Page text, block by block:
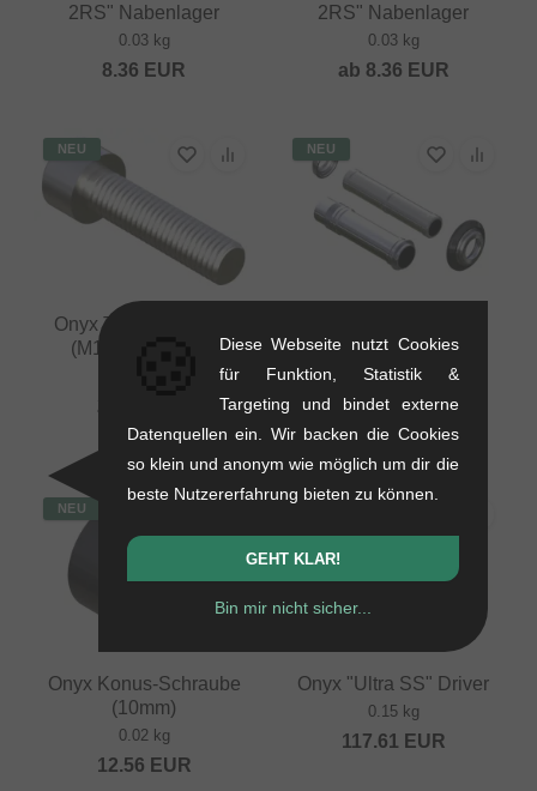
2RS" Nabenlager
0.03 kg
8.36 EUR
2RS" Nabenlager
0.03 kg
ab 8.36 EUR
NEU
Onyx Titan-Schraube
(M10x1.5x40mm)
NEU
Umbaukit (10mm auf
15mm)
0.1 kg
109.20EUR
NEU
Onyx Konus-Schraube
(10mm)
0.02 kg
12.56 EUR
Onyx "Ultra SS" Driver
0.15 kg
117.61 EUR
Diese Webseite nutzt Cookies
für Funktion, Statistik &
Targeting und bindet externe
Datenquellen ein. Wir backen die Cookies
so klein und anonym wie möglich um dir die
beste Nutzererfahrung bieten zu können.
GEHT KLAR!
Bin mir nicht sicher...